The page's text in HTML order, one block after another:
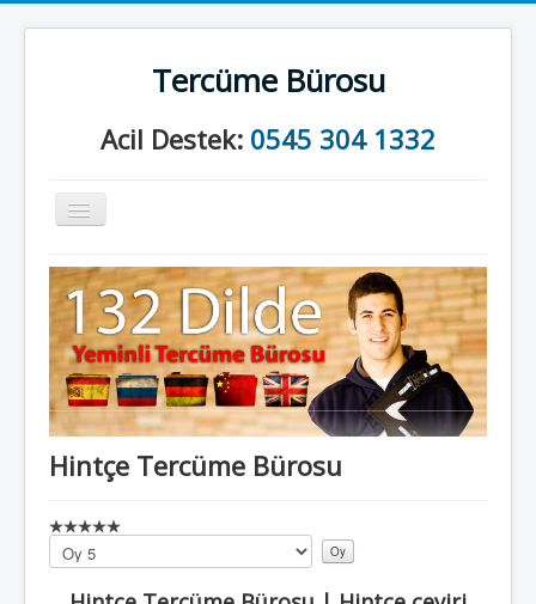
Tercüme Bürosu
Acil Destek: 0545 304 1332
Gezinme
geçişini
Anasayfa
Kurumsal
Neler Yapıyoruz?
İletişim
Hintçe Tercüme Bürosu
Lütfen
oylayın